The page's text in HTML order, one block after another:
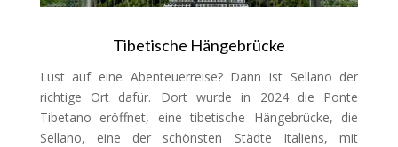
Tibetische Hängebrücke
Lust auf eine Abenteuerreise? Dann ist Sellano der
richtige Ort dafür. Dort wurde in 2024 die Ponte
Tibetano eröffnet, eine tibetische Hängebrücke, die
Sellano, eine der schönsten Städte Italiens, mit